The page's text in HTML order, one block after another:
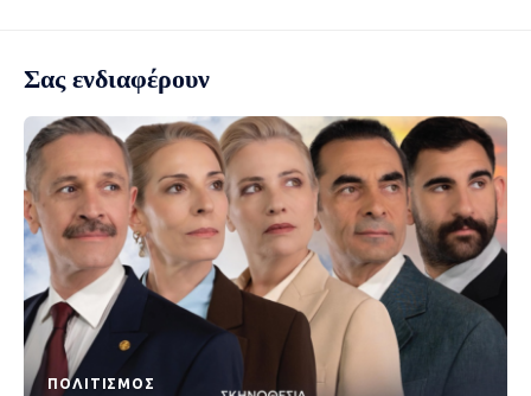
Σας ενδιαφέρουν
ΠΟΛΙΤΙΣΜΌΣ